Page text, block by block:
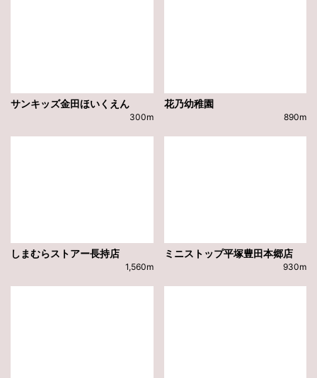
サンキッズ金田ほいくえん
300m
花乃幼稚園
890m
しまむらストアー長持店
1,560m
ミニストップ平塚豊田本郷店
930m